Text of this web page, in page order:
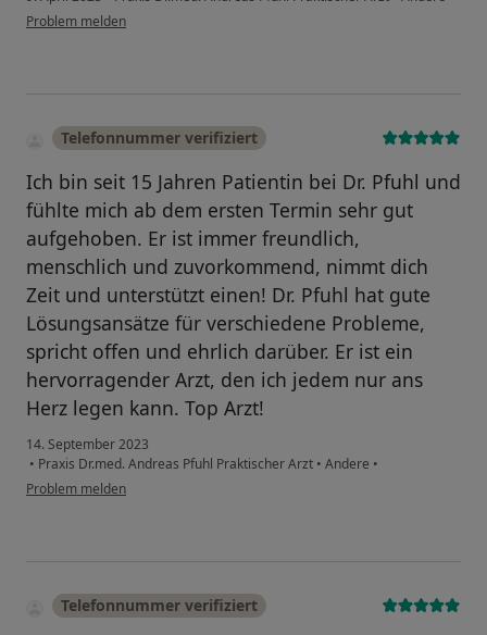
Problem melden
Telefonnummer verifiziert
Ich bin seit 15 Jahren Patientin bei Dr. Pfuhl und
fühlte mich ab dem ersten Termin sehr gut
aufgehoben. Er ist immer freundlich,
menschlich und zuvorkommend, nimmt dich
Zeit und unterstützt einen! Dr. Pfuhl hat gute
Lösungsansätze für verschiedene Probleme,
spricht offen und ehrlich darüber. Er ist ein
hervorragender Arzt, den ich jedem nur ans
Herz legen kann. Top Arzt!
14. September 2023
• Praxis Dr.med. Andreas Pfuhl Praktischer Arzt • Andere •
Problem melden
Telefonnummer verifiziert